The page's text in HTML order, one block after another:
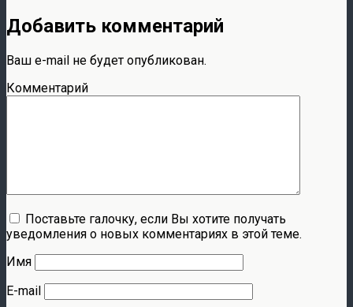
Добавить комментарий
Ваш e-mail не будет опубликован.
Комментарий
Поставьте галочку, если Вы хотите получать
уведомления о новых комментариях в этой теме.
Имя
E-mail